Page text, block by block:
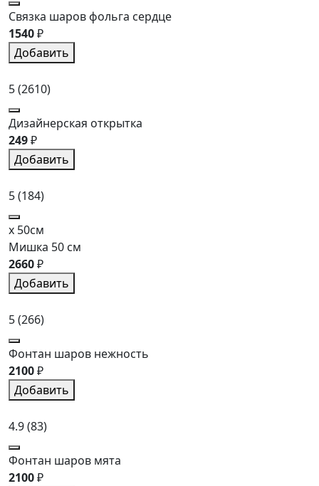
Связка шаров фольга сердце
1540₽
Добавить
5(2610)
Дизайнерская открытка
249₽
Добавить
5(184)
x 50см
Мишка 50 см
2660₽
Добавить
5(266)
Фонтан шаров нежность
2100₽
Добавить
4.9(83)
Фонтан шаров мята
2100₽